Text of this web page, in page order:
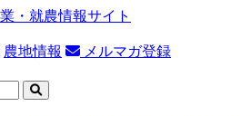
農地情報
メルマガ登録